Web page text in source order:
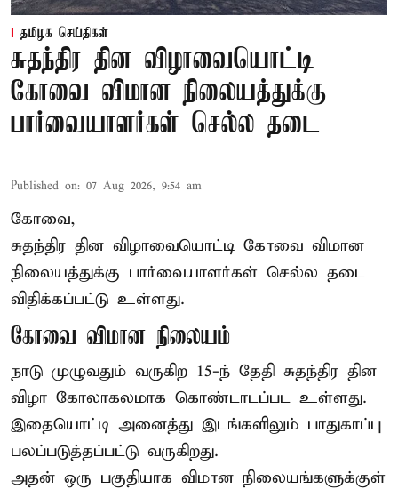
தமிழக செய்திகள்
சுதந்திர தின விழாவையொட்டி
கோவை விமான நிலையத்துக்கு
பார்வையாளர்கள் செல்ல தடை
Published on: 07 Aug 2026, 9:54 am
கோவை,
சுதந்திர தின விழாவையொட்டி கோவை விமான
நிலையத்துக்கு பார்வையாளர்கள் செல்ல தடை
விதிக்கப்பட்டு உள்ளது.
கோவை விமான நிலையம்
நாடு முழுவதும் வருகிற 15-ந் தேதி சுதந்திர தின
விழா கோலாகலமாக கொண்டாடப்பட உள்ளது.
இதையொட்டி அனைத்து இடங்களிலும் பாதுகாப்பு
பலப்படுத்தப்பட்டு வருகிறது.
அதன் ஒரு பகுதியாக விமான நிலையங்களுக்குள்